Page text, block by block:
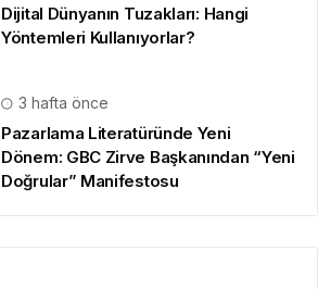
Dijital Dünyanın Tuzakları: Hangi
Yöntemleri Kullanıyorlar?
3 hafta önce
Pazarlama Literatüründe Yeni
Dönem: GBC Zirve Başkanından “Yeni
Doğrular” Manifestosu